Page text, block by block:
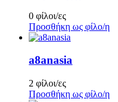
0 φίλοι/ες
Προσθήκη ως φίλο/η
a8anasia
2 φίλοι/ες
Προσθήκη ως φίλο/η